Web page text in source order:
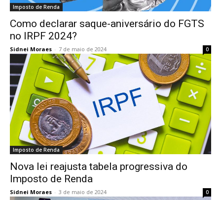
Imposto de Renda
Como declarar saque-aniversário do FGTS
no IRPF 2024?
Sidnei Moraes - 7 de maio de 2024 0
Imposto de Renda
Nova lei reajusta tabela progressiva do
Imposto de Renda
Sidnei Moraes - 3 de maio de 2024 0